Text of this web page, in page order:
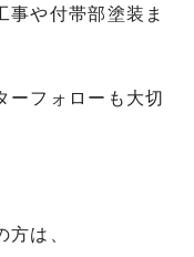
事や付帯部塗装ま
ーフォローも大切
は、